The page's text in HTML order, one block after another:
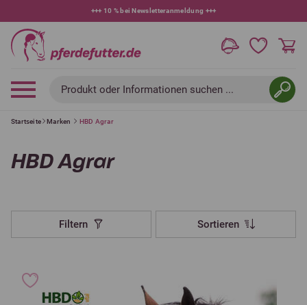
+++ 10 % bei Newsletteranmeldung +++
Produkt oder Informationen suchen ...
Startseite Marken HBD Agrar
HBD Agrar
Filtern Sortieren